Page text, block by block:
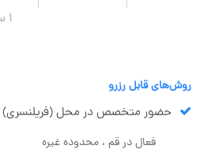
1 سفارش موفق در ۱ سال قبل
روش‌های قابل رزرو
حضور متخصص در محل (فریلنسری)
فعال در قم ، محدوده غیره